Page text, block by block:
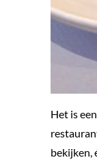
Het is een
bekijken,